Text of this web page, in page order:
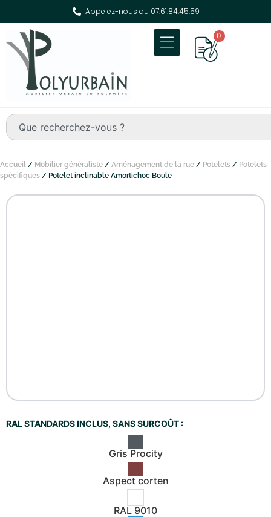
Appelez-nous au 07.61.84.45.59
0
Accueil / Mobilier généraliste / Aménagement de la rue / Potelets / Potelets
spécifiques / Potelet inclinable Amortichoc Boule
RAL STANDARDS INCLUS, SANS SURCOÛT :
Gris Procity
Aspect corten
RAL 9010